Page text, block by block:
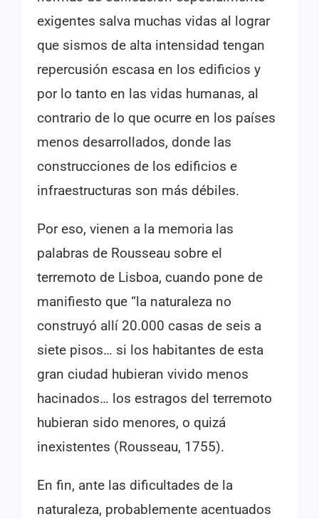
exigentes salva muchas vidas al lograr
que sismos de alta intensidad tengan
repercusión escasa en los edificios y
por lo tanto en las vidas humanas, al
contrario de lo que ocurre en los países
menos desarrollados, donde las
construcciones de los edificios e
infraestructuras son más débiles.
Por eso, vienen a la memoria las
palabras de Rousseau sobre el
terremoto de Lisboa, cuando pone de
manifiesto que “la naturaleza no
construyó allí 20.000 casas de seis a
siete pisos… si los habitantes de esta
gran ciudad hubieran vivido menos
hacinados… los estragos del terremoto
hubieran sido menores, o quizá
inexistentes (Rousseau, 1755).
En fin, ante las dificultades de la
naturaleza, probablemente acentuados